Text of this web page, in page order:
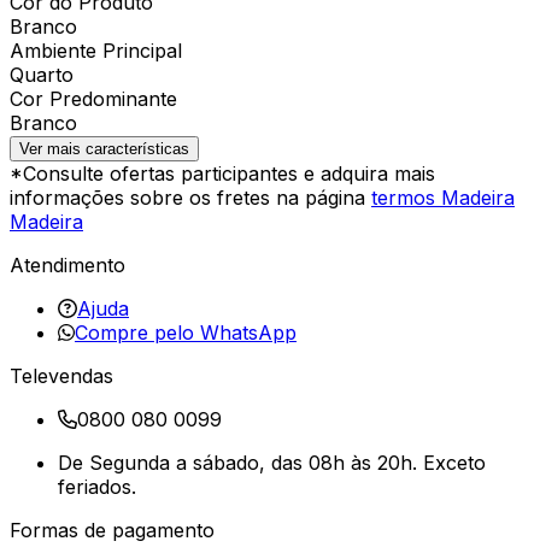
Branco
Ambiente Principal
Quarto
Cor Predominante
Branco
Ver mais características
*Consulte ofertas participantes e adquira mais
informações sobre os fretes na página termos Madeira
Madeira
Atendimento
Ajuda
Compre pelo WhatsApp
Televendas
0800 080 0099
De Segunda a sábado, das 08h às 20h. Exceto
feriados.
Formas de pagamento